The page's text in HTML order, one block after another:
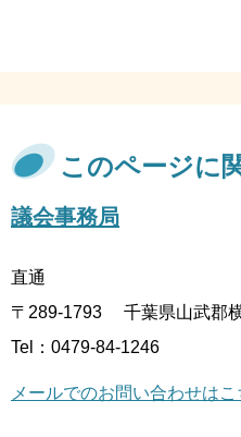
このページに
議会事務局
直通
〒289-1793
千葉県山武郡
Tel：0479-84-1246
メールでのお問い合わせはこ